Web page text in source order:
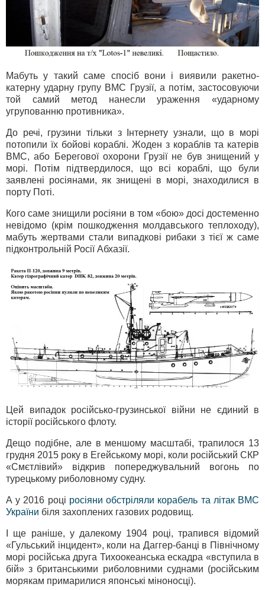
Мабуть у такий саме спосіб вони і виявили ракетно-
катерну ударну групу ВМС Грузії, а потім, застосовуючи
той самий метод нанесли ураження «ударному
угрупованню противника».
До речі, грузини тільки з Інтернету узнали, що в морі
потопили їх бойові кораблі. Жоден з кораблів та катерів
ВМС, або Берегової охорони Грузії не був знищений у
морі. Потім підтвердилося, що всі кораблі, що були
заявлені росіянами, як знищені в морі, знаходилися в
порту Поті.
Кого саме знищили росіяни в том «бою» досі достеменно
невідомо (крім пошкодження молдавського теплоходу),
мабуть жертвами стали випадкові рибаки з тієї ж саме
підконтрольній Росії Абхазії.
Цей випадок російсько-грузинської війни не єдиний в
історії російського флоту.
Дещо подібне, але в меншому масштабі, трапилося 13
грудня 2015 року в Егейському морі, коли російський СКР
«Смєтлівий» відкрив попереджувальний вогонь по
турецькому риболовному судну.
А у 2016 році росіяни обстріляли корабель та літак ВМС
України біля захоплених газових родовищ.
І ще раніше, у далекому 1904 році, трапився відомий
«Гульський інцидент», коли на Даггер-банці в Північному
морі російська друга Тихоокеанська ескадра «вступила в
бій» з британськими риболовними суднами (російським
морякам примарилися японські міноносці).